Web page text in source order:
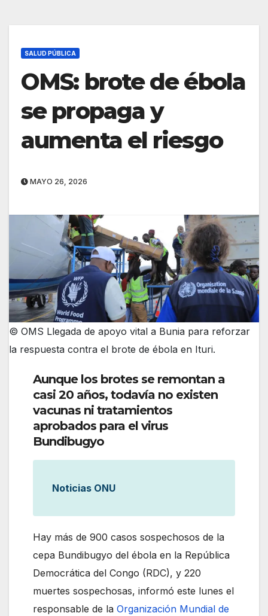
SALUD PÚBLICA
OMS: brote de ébola
se propaga y
aumenta el riesgo
MAYO 26, 2026
© OMS Llegada de apoyo vital a Bunia para reforzar
la respuesta contra el brote de ébola en Ituri.
Aunque los brotes se remontan a
casi 20 años, todavía no existen
vacunas ni tratamientos
aprobados para el virus
Bundibugyo
Noticias ONU
Hay más de 900 casos sospechosos de la
cepa Bundibugyo del ébola en la República
Democrática del Congo (RDC), y 220
muertes sospechosas, informó este lunes el
responsable de la Organización Mundial de